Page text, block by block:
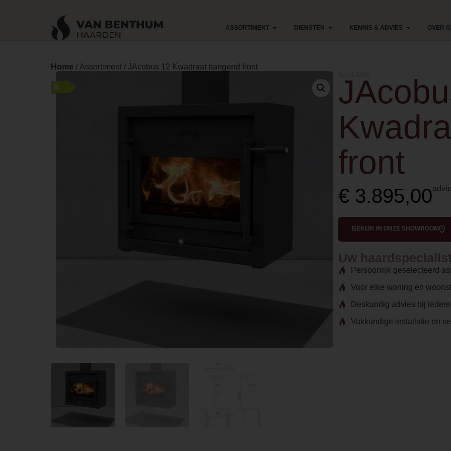
ASSORTIMENT DIENSTEN KENNIS & ADVIES OVER
Home / Assortiment/ JAcobus 12 Kwadraat hangend front
A
front
€ 3.895,00
BEKIJK IN ONZE SHOWROOM
Uw
Persoonlijk geselecteerd
Voor elke woning en
Deskundig advies bij
Vakkundige installatie en